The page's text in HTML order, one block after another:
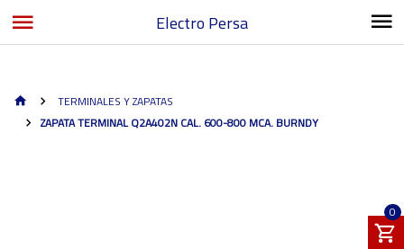
Electro Persa
0
TERMINALES Y ZAPATAS
ZAPATA TERMINAL Q2A402N CAL. 600-800 MCA. BURNDY